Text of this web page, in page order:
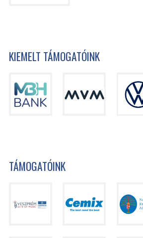
KIEMELT TÁMOGATÓINK
TÁMOGATÓINK